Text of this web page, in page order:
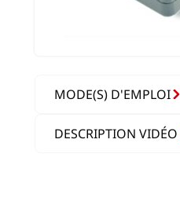
MODE(S) D'EMPLOI
DESCRIPTION VIDÉO